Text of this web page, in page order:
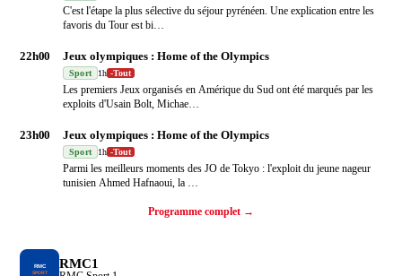
C'est l'étape la plus sélective du séjour pyrénéen. Une explication entre les
favoris du Tour est bi…
22h00 Jeux olympiques : Home of the Olympics
Sport 1h -Tout
Les premiers Jeux organisés en Amérique du Sud ont été marqués par les
exploits d'Usain Bolt, Michae…
23h00 Jeux olympiques : Home of the Olympics
Sport 1h -Tout
Parmi les meilleurs moments des JO de Tokyo : l'exploit du jeune nageur
tunisien Ahmed Hafnaoui, la …
Programme complet →
RMC1